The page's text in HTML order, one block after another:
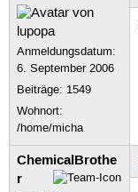
Anmeldungsdatum:
6. September 2006
Beiträge: 1549
Wohnort:
/home/micha
ChemicalBrothe
r